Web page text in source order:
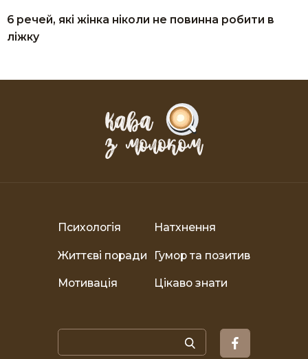
6 речей, які жінка ніколи не повинна робити в
ліжку
Психологія Натхнення
Життєві поради Гумор та позитив
Мотивація Цікаво знати